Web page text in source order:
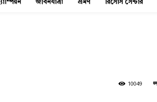
জীবনযাত্রা ভ্রমণ রিসোর্স সেন্টার
10049